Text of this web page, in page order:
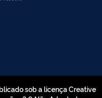
sob a licença Creative